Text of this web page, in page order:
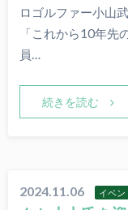
ロゴルファー小山
「これから10年先
員…
続きを読む
2024.11.06 イベン